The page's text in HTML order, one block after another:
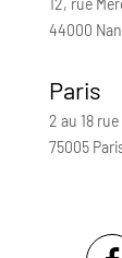
44000
Paris
2 au 18
75005